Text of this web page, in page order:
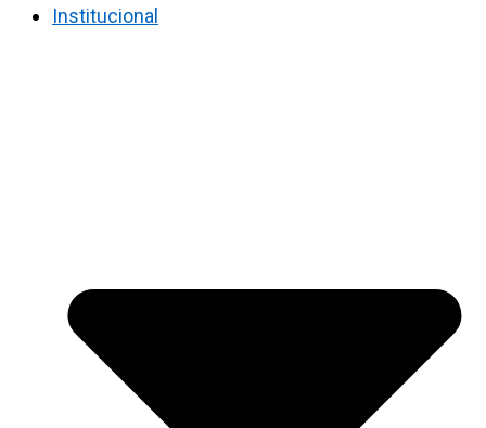
Institucional